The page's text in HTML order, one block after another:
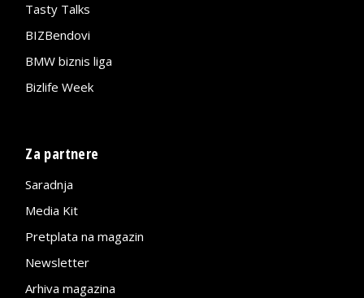
Tasty Talks
BIZBendovi
BMW biznis liga
Bizlife Week
Za partnere
Saradnja
Media Kit
Pretplata na magazin
Newsletter
Arhiva magazina